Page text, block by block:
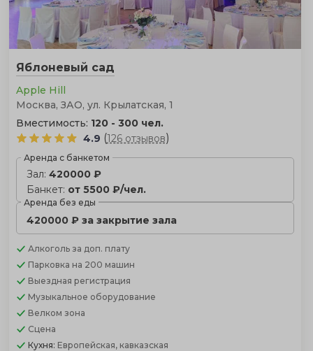
Яблоневый сад
Apple Hill
Москва, ЗАО, ул. Крылатская, 1
Вместимость: 120 - 300 чел.
4.9 (126 отзывов)
Аренда с банкетом
Зал: 420000 ₽
Банкет: от 5500 ₽/чел.
Аренда без еды
420000 ₽ за закрытие зала
Алкоголь за доп. плату
Парковка на 200 машин
Выездная регистрация
Музыкальное оборудование
Велком зона
Сцена
Кухня: Европейская, кавказская